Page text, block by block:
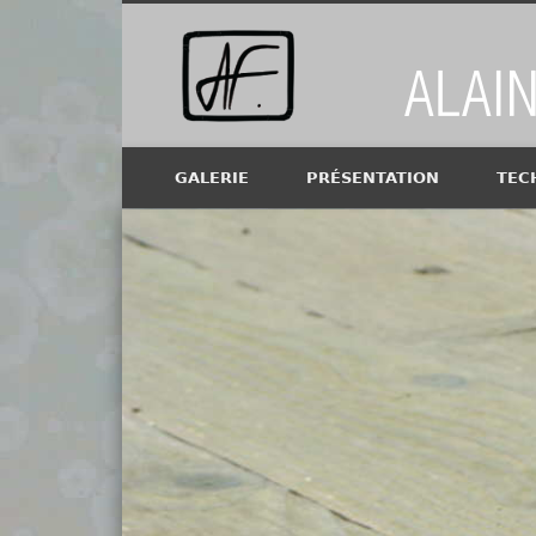
Alain
GALERIE PRÉSENTATION